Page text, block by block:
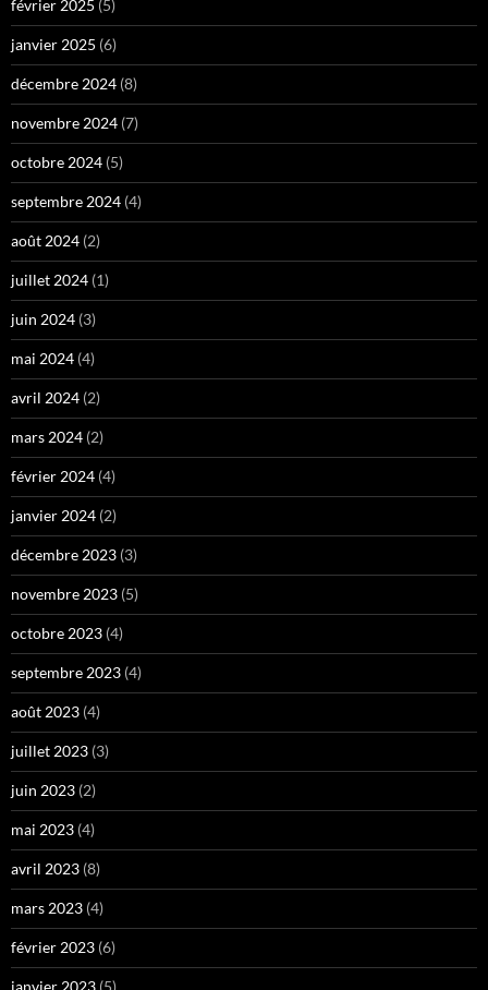
février 2025 (5)
janvier 2025 (6)
décembre 2024 (8)
novembre 2024 (7)
octobre 2024 (5)
septembre 2024 (4)
août 2024 (2)
juillet 2024 (1)
juin 2024 (3)
mai 2024 (4)
avril 2024 (2)
mars 2024 (2)
février 2024 (4)
janvier 2024 (2)
décembre 2023 (3)
novembre 2023 (5)
octobre 2023 (4)
septembre 2023 (4)
août 2023 (4)
juillet 2023 (3)
juin 2023 (2)
mai 2023 (4)
avril 2023 (8)
mars 2023 (4)
février 2023 (6)